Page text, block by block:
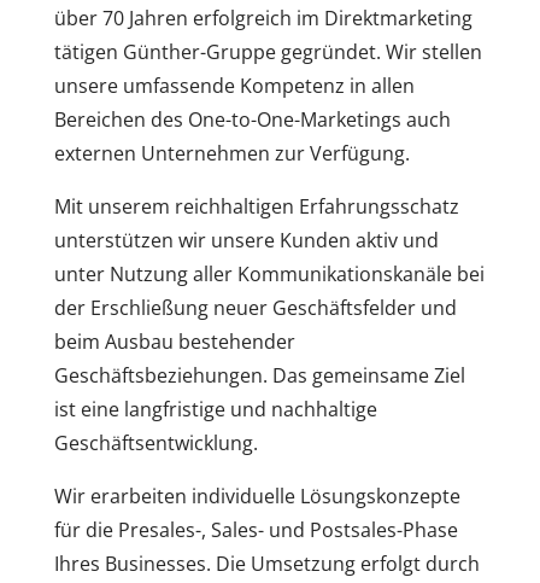
über 70 Jahren erfolgreich im Direktmarketing
tätigen Günther-Gruppe gegründet. Wir stellen
unsere umfassende Kompetenz in allen
Bereichen des One-to-One-Marketings auch
externen Unternehmen zur Verfügung.
Mit unserem reichhaltigen Erfahrungsschatz
unterstützen wir unsere Kunden aktiv und
unter Nutzung aller Kommunikationskanäle bei
der Erschließung neuer Geschäftsfelder und
beim Ausbau bestehender
Geschäftsbeziehungen. Das gemeinsame Ziel
ist eine langfristige und nachhaltige
Geschäftsentwicklung.
Wir erarbeiten individuelle Lösungskonzepte
für die Presales-, Sales- und Postsales-Phase
Ihres Businesses. Die Umsetzung erfolgt durch